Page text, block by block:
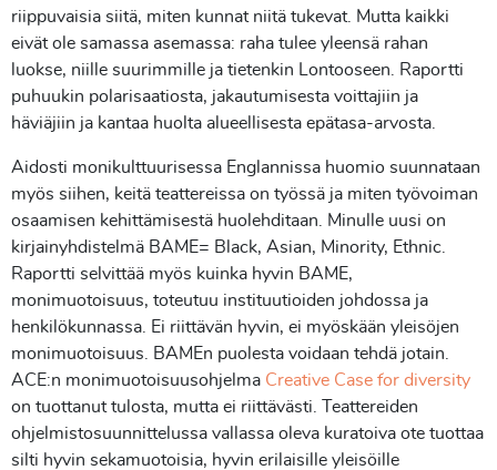
riippuvaisia siitä, miten kunnat niitä tukevat. Mutta kaikki
eivät ole samassa asemassa: raha tulee yleensä rahan
luokse, niille suurimmille ja tietenkin Lontooseen. Raportti
puhuukin polarisaatiosta, jakautumisesta voittajiin ja
häviäjiin ja kantaa huolta alueellisesta epätasa-arvosta.
Aidosti monikulttuurisessa Englannissa huomio suunnataan
myös siihen, keitä teattereissa on työssä ja miten työvoiman
osaamisen kehittämisestä huolehditaan. Minulle uusi on
kirjainyhdistelmä BAME= Black, Asian, Minority, Ethnic.
Raportti selvittää myös kuinka hyvin BAME,
monimuotoisuus, toteutuu instituutioiden johdossa ja
henkilökunnassa. Ei riittävän hyvin, ei myöskään yleisöjen
monimuotoisuus. BAMEn puolesta voidaan tehdä jotain.
ACE:n monimuotoisuusohjelma Creative Case for diversity
on tuottanut tulosta, mutta ei riittävästi. Teattereiden
ohjelmistosuunnittelussa vallassa oleva kuratoiva ote tuottaa
silti hyvin sekamuotoisia, hyvin erilaisille yleisöille